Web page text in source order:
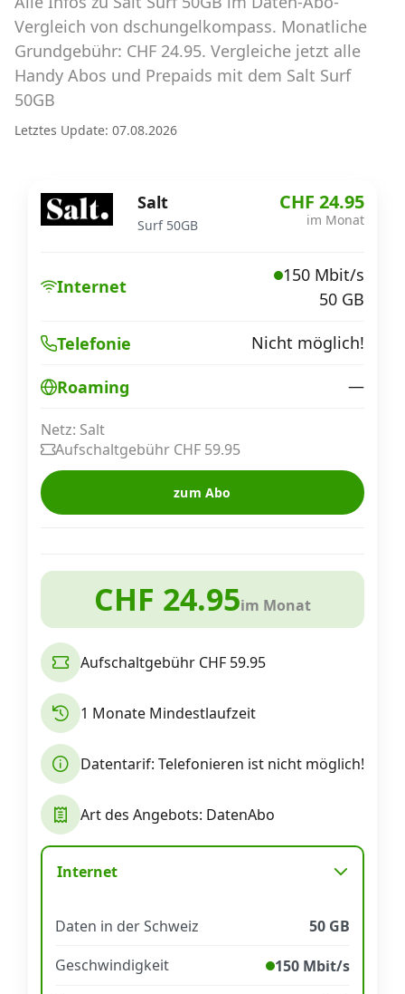
Abos für Tablets, Hotspots und Smart
Watches
Tarifrechner Handy-Abo
Alle Anbieter
Mobilfunknetz Schweiz
Roaming-Tarife abfragen
Handy-Abo kündigen oder
wechseln
Internet, TV, Telefon
Aktionen
News
Forum
Über uns
Datenschutz·AGB
Vergleich von dschungelkompass. Monatliche
Grundgebühr: CHF 24.95. Vergleiche jetzt alle
Handy Abos und Prepaids mit dem Salt Surf
50GB
Letztes Update: 07.08.2026
Salt
Surf 50GB
CHF 24.95
im Monat
Internet
150 Mbit/s
50 GB
Telefonie Nicht möglich!
Roaming —
Netz: Salt
Aufschaltgebühr CHF 59.95
zum Abo
CHF 24.95im Monat
Aufschaltgebühr CHF 59.95
1 Monate Mindestlaufzeit
Datentarif: Telefonieren ist nicht möglich!
Art des Angebots: DatenAbo
Internet
Daten in der Schweiz
50 GB
Geschwindigkeit
150 Mbit/s